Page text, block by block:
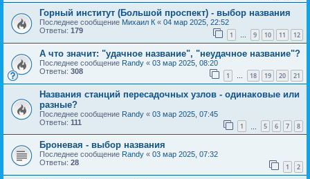
Горный институт (Большой проспект) - выбор названия
Последнее сообщение Михаил К « 04 мар 2025, 22:52
Ответы: 179 1 … 9 10 11 12
А что значит: "удачное название", "неудачное название"?
Последнее сообщение Randy « 03 мар 2025, 08:20
Ответы: 308 1 … 18 19 20 21
Названия станций пересадочных узлов - одинаковые или
разные?
Последнее сообщение Randy « 03 мар 2025, 07:45
Ответы: 111 1 5 6 7 8
Броневая - выбор названия
Последнее сообщение Randy « 03 мар 2025, 07:32
Ответы: 28 1 2